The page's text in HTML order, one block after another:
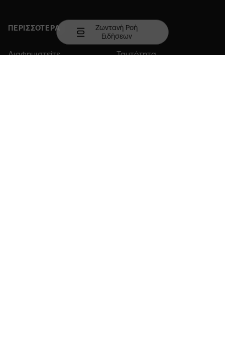
ΠΕΡΙΣΣΟΤΕΡΑ
Διαφημιστείτε Ταυτότητα
Ζωντανή Ροή
Ειδήσεων